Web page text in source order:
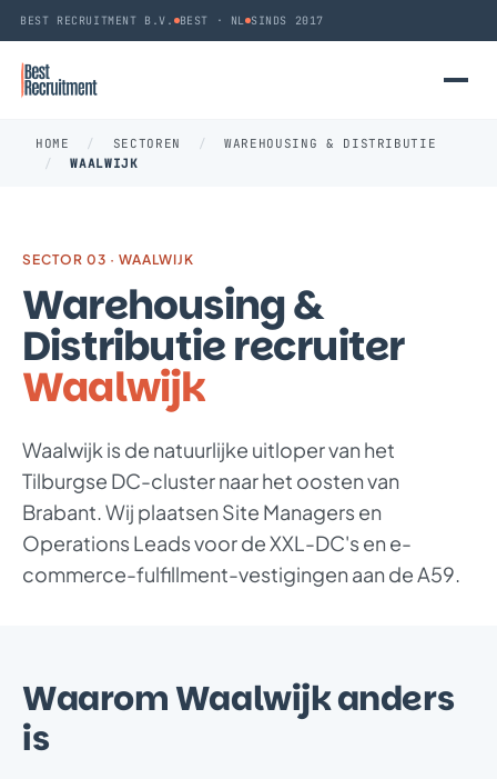
BEST RECRUITMENT B.V. BEST · NL SINDS 2017
HOME / SECTOREN /
WAREHOUSING & DISTRIBUTIE
/
WAALWIJK
SECTOR 03 · WAALWIJK
Warehousing &
Distributie recruiter
Waalwijk
Waalwijk is de natuurlijke uitloper van het
Tilburgse DC-cluster naar het oosten van
Brabant. Wij plaatsen Site Managers en
Operations Leads voor de XXL-DC's en e-
commerce-fulfillment-vestigingen aan de A59.
Waarom Waalwijk anders
is